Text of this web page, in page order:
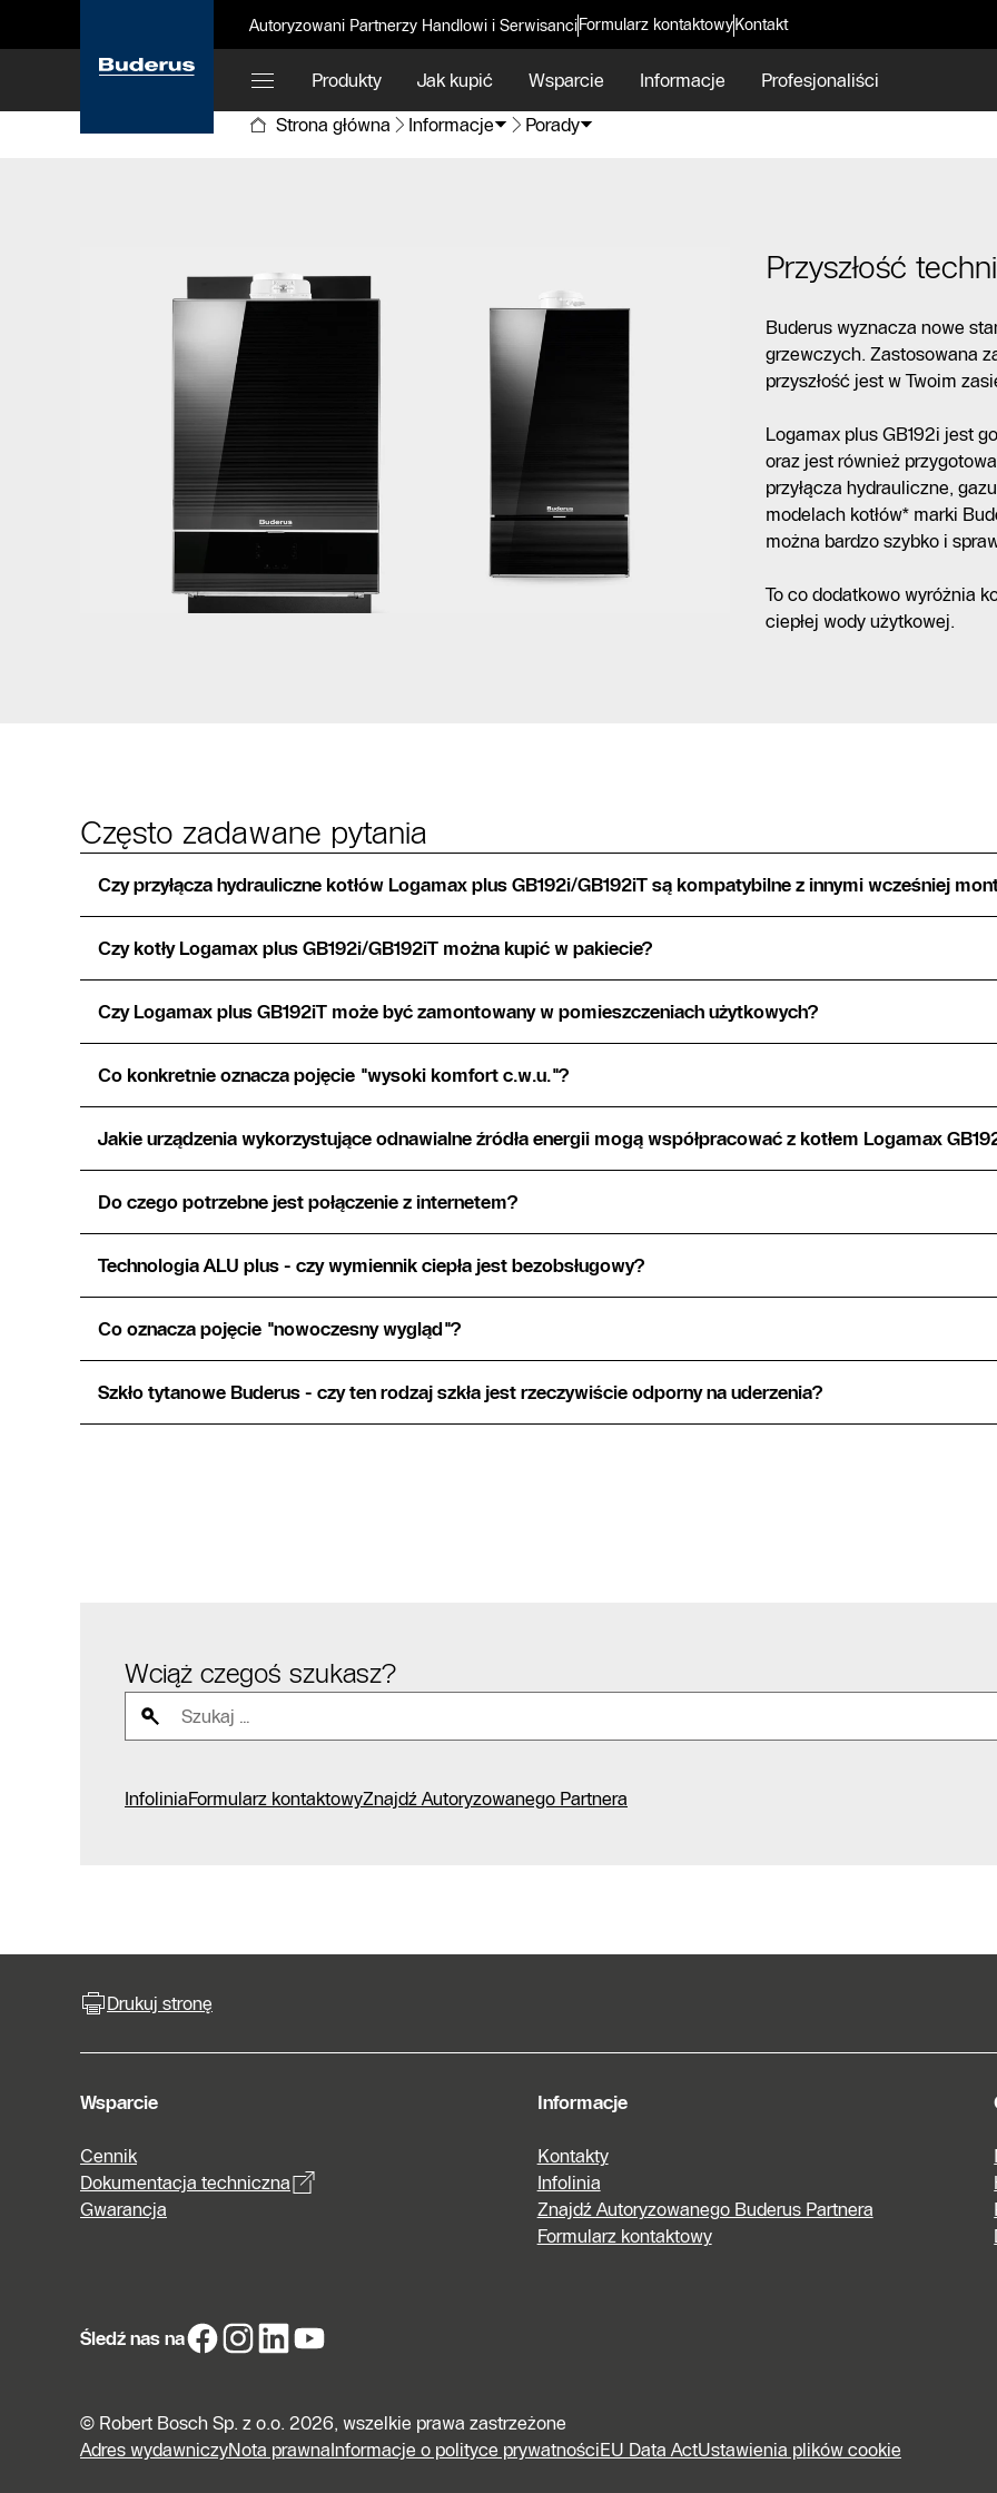
Autoryzowani Partnerzy Handlowi i SerwisanciFormularz kontaktowyKontakt
Produkty Jak kupić Wsparcie Informacje
Profesjonaliści
Strona główna
Informacje Porady
Przyszłość
Buderus wyznacza nowe
grzewczych. Zastosowana
przyszłość jest w Twoim
Logamax plus GB192i jest
oraz jest również
przyłącza hydrauliczne,
modelach kotłów* marki
można bardzo szybko i
To co dodatkowo wyróżnia
ciepłej wody użytkowej.
Często zadawane pytania
Czy przyłącza hydrauliczne kotłów Logamax plus GB192i/GB192iT są kompatybilne z innymi wcześniej
Czy kotły Logamax plus GB192i/GB192iT można kupić w pakiecie?
Czy Logamax plus GB192iT może być zamontowany w pomieszczeniach użytkowych?
Co konkretnie oznacza pojęcie "wysoki komfort c.w.u."?
Jakie urządzenia wykorzystujące odnawialne źródła energii mogą współpracować z kotłem Logamax
Do czego potrzebne jest połączenie z internetem?
Technologia ALU plus - czy wymiennik ciepła jest bezobsługowy?
Co oznacza pojęcie "nowoczesny wygląd"?
Szkło tytanowe Buderus - czy ten rodzaj szkła jest rzeczywiście odporny na uderzenia?
Wciąż czegoś szukasz?
InfoliniaFormularz kontaktowyZnajdź Autoryzowanego Partnera
Partnera
Drukuj stronę
Wsparcie
Cennik
Dokumentacja techniczna
Gwarancja
Informacje
Kontakty
Infolinia
Znajdź Autoryzowanego Buderus Partnera
Formularz kontaktowy
Śledź nas na
© Robert Bosch Sp. z o.o. 2026, wszelkie prawa zastrzeżone
Adres wydawniczyNota prawnaInformacje o polityce prywatnościEU Data ActUstawienia plików cookie